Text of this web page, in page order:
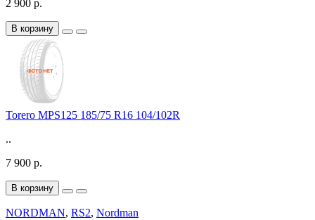
2 900 р.
В корзину
Torero MPS125 185/75 R16 104/102R
..
7 900 р.
В корзину
NORDMAN, RS2, Nordman